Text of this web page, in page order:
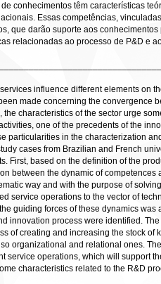
conhecimentos têm características
Essas competências,
que darão suporte aos
relacionadas ao processo de P&D e
influence different elements on
made concerning the convergence
the characteristics of the sector urge
one of the precedents of the
particularities in the characterization
cases from Brazilian and French
First, based on the definition of the
between the dynamic of competences
way and with the purpose of
service operations to the vector of
guiding forces of these dynamics was
innovation process were identified.
of creating and increasing the stock of
organizational and relational ones.
service operations, which will support
characteristics related to the R&D